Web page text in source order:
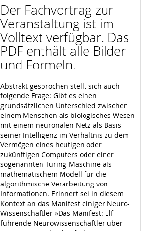
Der Fachvortrag zur
Veranstaltung ist im
Volltext verfügbar. Das
PDF enthält alle Bilder
und Formeln.
Abstrakt gesprochen stellt sich auch
folgende Frage: Gibt es einen
grundsätzlichen Unterschied zwischen
einem Menschen als biologisches Wesen
mit einem neuronalen Netz als Basis
seiner Intelligenz im Verhältnis zu dem
Vermögen eines heutigen oder
zukünftigen Computers oder einer
sogenannten Turing-Maschine als
mathematischem Modell für die
algorithmische Verarbeitung von
Informationen. Erinnert sei in diesem
Kontext an das Manifest einiger Neuro-
Wissenschaftler »Das Manifest: Elf
führende Neurowissenschaftler über